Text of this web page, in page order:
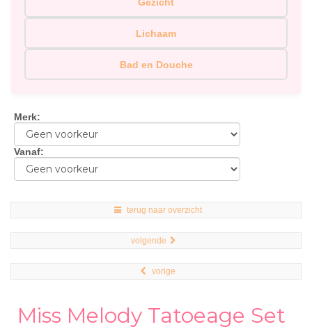
Lichaam
Bad en Douche
Merk:
Vanaf:
terug naar overzicht
volgende
vorige
Miss Melody Tatoeage Set